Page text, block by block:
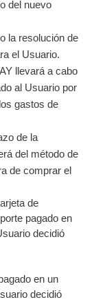
del nuevo
la resolución de
el Usuario.
llevará a cabo
al Usuario por
gastos de
de la
del método de
de comprar el
de
pagado en
decidió
en un
decidió